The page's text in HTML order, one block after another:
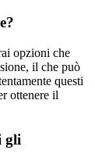
opzioni che
il che può
questi
ottenere il
gli